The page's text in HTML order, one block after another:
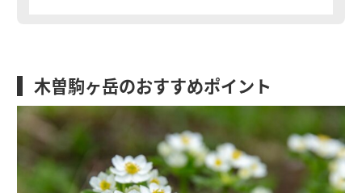
木曽駒ヶ岳のおすすめポイント